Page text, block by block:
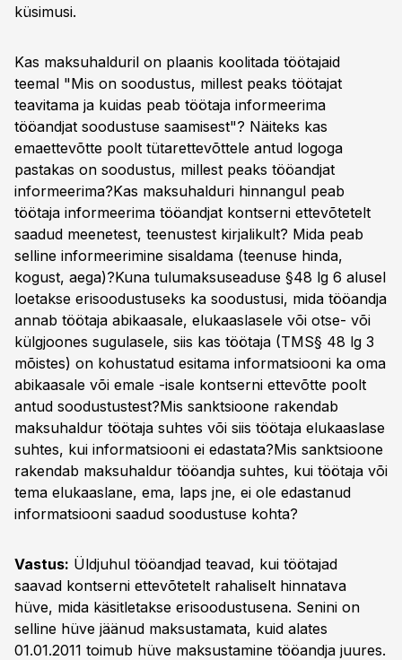
küsimusi.
Kas maksuhalduril on plaanis koolitada töötajaid
teemal "Mis on soodustus, millest peaks töötajat
teavitama ja kuidas peab töötaja informeerima
tööandjat soodustuse saamisest"? Näiteks kas
emaettevõtte poolt tütarettevõttele antud logoga
pastakas on soodustus, millest peaks tööandjat
informeerima?Kas maksuhalduri hinnangul peab
töötaja informeerima tööandjat kontserni ettevõtetelt
saadud meenetest, teenustest kirjalikult? Mida peab
selline informeerimine sisaldama (teenuse hinda,
kogust, aega)?Kuna tulumaksuseaduse §48 lg 6 alusel
loetakse erisoodustuseks ka soodustusi, mida tööandja
annab töötaja abikaasale, elukaaslasele või otse- või
külgjoones sugulasele, siis kas töötaja (TMS§ 48 lg 3
mõistes) on kohustatud esitama informatsiooni ka oma
abikaasale või emale -isale kontserni ettevõtte poolt
antud soodustustest?Mis sanktsioone rakendab
maksuhaldur töötaja suhtes või siis töötaja elukaaslase
suhtes, kui informatsiooni ei edastata?Mis sanktsioone
rakendab maksuhaldur tööandja suhtes, kui töötaja või
tema elukaaslane, ema, laps jne, ei ole edastanud
informatsiooni saadud soodustuse kohta?
Vastus: Üldjuhul tööandjad teavad, kui töötajad
saavad kontserni ettevõtetelt rahaliselt hinnatava
hüve, mida käsitletakse erisoodustusena. Senini on
selline hüve jäänud maksustamata, kuid alates
01.01.2011 toimub hüve maksustamine tööandja juures.